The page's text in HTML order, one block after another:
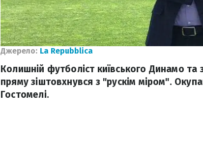
Джерело: La Repubblica
Колишній футболіст київського Динамо та
пряму зіштовхнувся з "рускім міром".
Гостомелі.